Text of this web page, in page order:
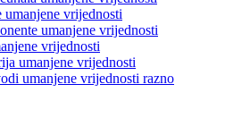
umanjene vrijednosti
umanjene vrijednosti
vrijednosti
umanjene vrijednosti
umanjene vrijednosti razno